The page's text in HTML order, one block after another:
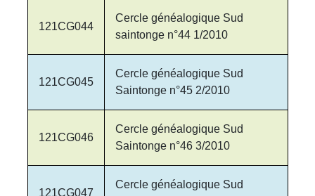
121CG044
Cercle généalogique Sud
saintonge n°44 1/2010
121CG045
Cercle généalogique Sud
Saintonge n°45 2/2010
121CG046
Cercle généalogique Sud
Saintonge n°46 3/2010
121CG047
Cercle généalogique Sud